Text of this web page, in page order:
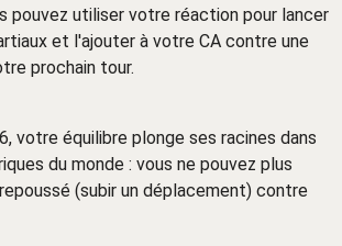
pouvez utiliser votre réaction pour lancer
et l'ajouter à votre CA contre une
prochain tour.
votre équilibre plonge ses racines dans
du monde : vous ne pouvez plus
(subir un déplacement) contre